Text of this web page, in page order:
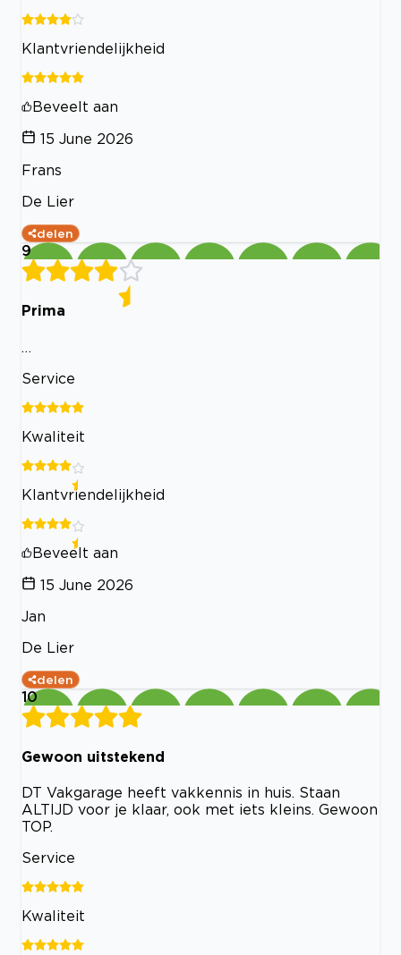
Klantvriendelijkheid
Beveelt aan
15 June 2026
Frans
De Lier
delen
9
Prima
Service
Kwaliteit
Klantvriendelijkheid
Beveelt aan
15 June 2026
Jan
De Lier
delen
10
Gewoon uitstekend
DT Vakgarage heeft vakkennis in huis. Staan
ALTIJD voor je klaar, ook met iets kleins. Gewoon
TOP.
Service
Kwaliteit